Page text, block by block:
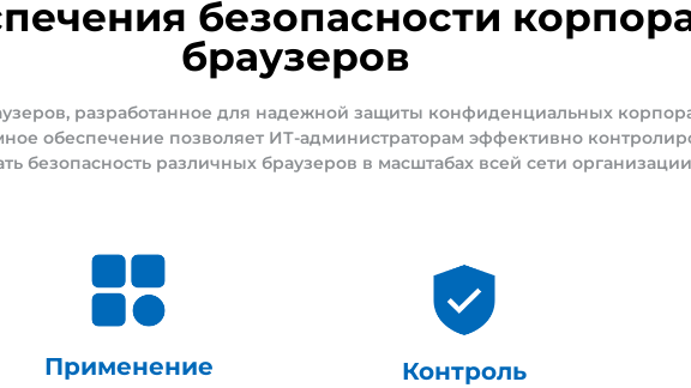
безопасности
браузеров
разработанное для надежной защиты конфиденциальных
обеспечение позволяет ИТ-администраторам эффективно
безопасность различных браузеров в масштабах всей сети
Применение Контроль